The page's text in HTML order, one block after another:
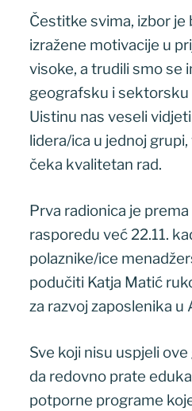
Čestitke svima, izbor je
izražene motivacije u
visoke, a trudili smo se
geografsku i sektorsku
Uistinu nas veseli
lidera/ica u jednoj
čeka kvalitetan rad.
Prva radionica je
rasporedu već 22.11.
polaznike/ice
podučiti Katja Matić
za razvoj zaposlenika u
Sve koji nisu uspjeli
da redovno prate
potporne programe